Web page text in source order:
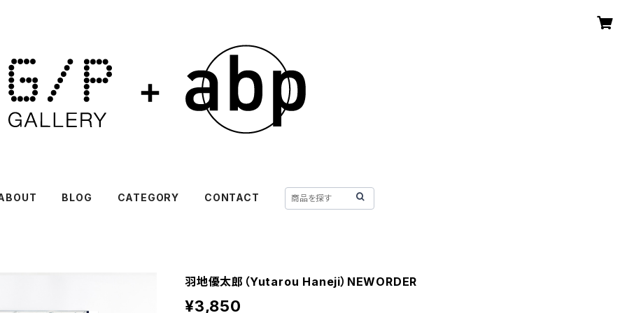
BLOG CATEGORY CONTACT
羽地優太郎（Yutarou Haneji）NEWORDER
¥3,850